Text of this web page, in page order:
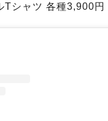
Tシャツ 各種3,900円